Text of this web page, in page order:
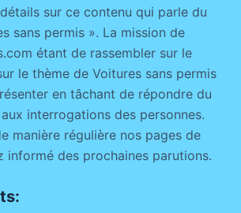
sur ce contenu qui parle du
sans permis ». La mission de
étant de rassembler sur le
le thème de Voitures sans permis
en tâchant de répondre du
interrogations des personnes.
manière régulière nos pages de
informé des prochaines parutions.